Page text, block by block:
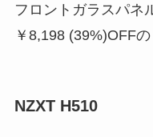
フロントガラスパネ
￥8,198 (39%)OFFの
NZXT H510